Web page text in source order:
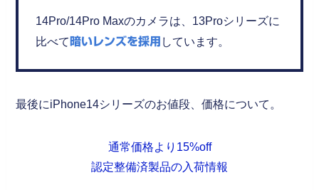
14Pro/14Pro Maxのカメラは、13Proシリーズに
比べて 暗いレンズを採用 しています。
最後にiPhone14シリーズのお値段、価格について。
通常価格より15%off
認定整備済製品の入荷情報